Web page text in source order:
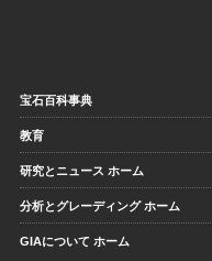
宝石百科事典
教育
研究とニュース ホーム
分析とグレーディング ホーム
GIAについて ホーム